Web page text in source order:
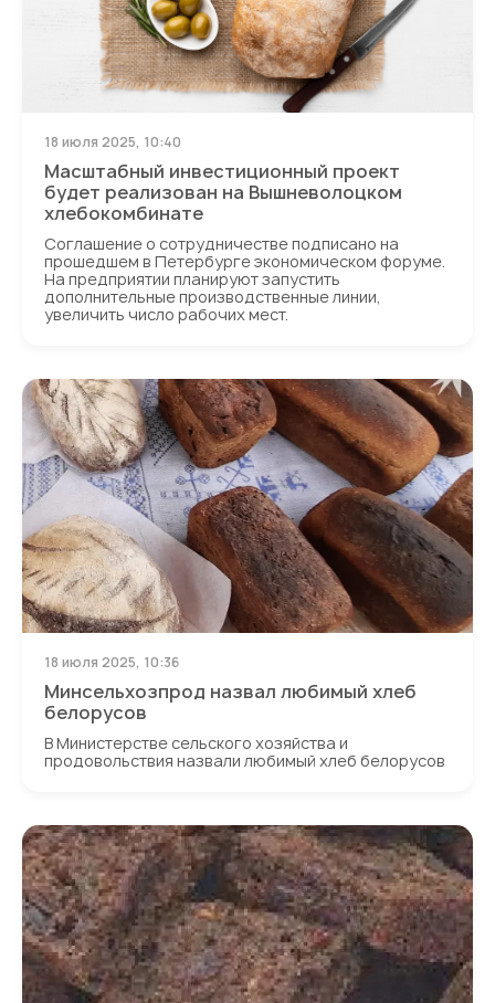
Масштабный инвестиционный проект
будет реализован на Вышневолоцком
хлебокомбинате
18 июля 2025, 10:40
Соглашение о сотрудничестве подписано на
прошедшем в Петербурге экономическом форуме.
На предприятии планируют запустить
дополнительные производственные линии,
увеличить число рабочих мест.
Минсельхозпрод назвал любимый хлеб
белорусов
18 июля 2025, 10:36
В Министерстве сельского хозяйства и
продовольствия назвали любимый хлеб белорусов